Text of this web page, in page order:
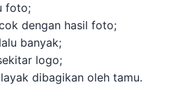
foto;
dengan hasil foto;
banyak;
logo;
dibagikan oleh tamu.